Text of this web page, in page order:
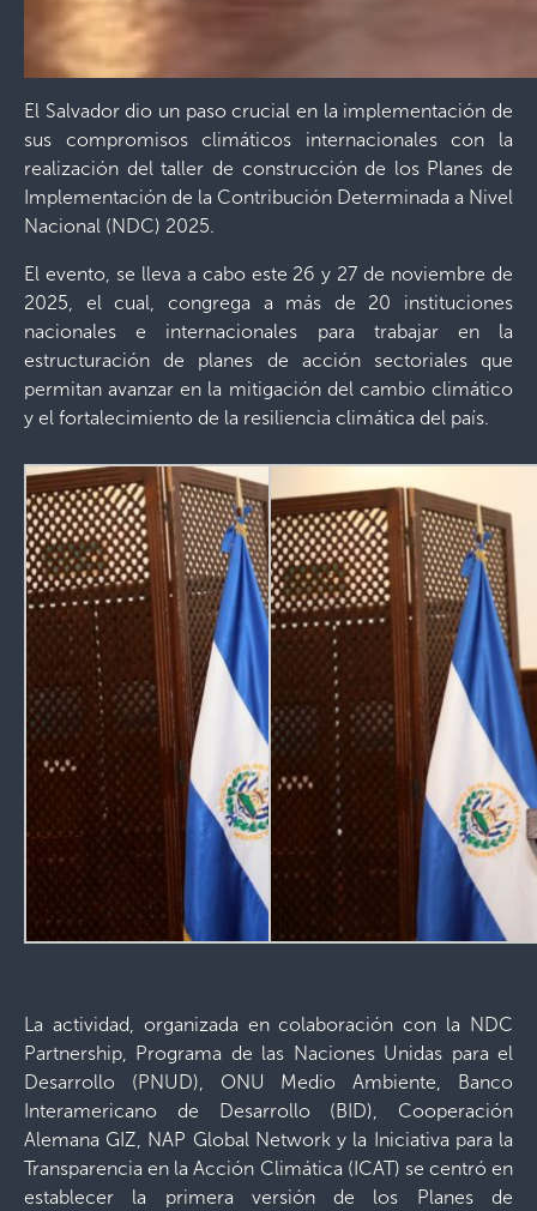
El Salvador dio un paso crucial en la implementación de
sus compromisos climáticos internacionales con la
realización del taller de construcción de los Planes de
Implementación de la Contribución Determinada a Nivel
Nacional (NDC) 2025.
El evento, se lleva a cabo este 26 y 27 de noviembre de
2025, el cual, congrega a más de 20 instituciones
nacionales e internacionales para trabajar en la
estructuración de planes de acción sectoriales que
permitan avanzar en la mitigación del cambio climático
y el fortalecimiento de la resiliencia climática del país.
La actividad, organizada en colaboración con la NDC
Partnership, Programa de las Naciones Unidas para el
Desarrollo (PNUD), ONU Medio Ambiente, Banco
Interamericano de Desarrollo (BID), Cooperación
Alemana GIZ, NAP Global Network y la Iniciativa para la
Transparencia en la Acción Climática (ICAT) se centró en
establecer la primera versión de los Planes de